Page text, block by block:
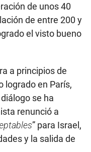
de unos 40
de entre 200 y
el visto bueno
a principios de
logrado en París,
se ha
renunció a
” para Israel,
y la salida de